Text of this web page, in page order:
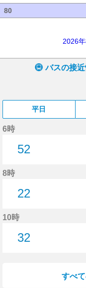
80
2026
バスの接
平日
6時
52
8時
22
10時
32
すべ